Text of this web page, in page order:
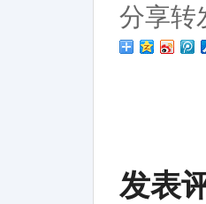
分享转
发表